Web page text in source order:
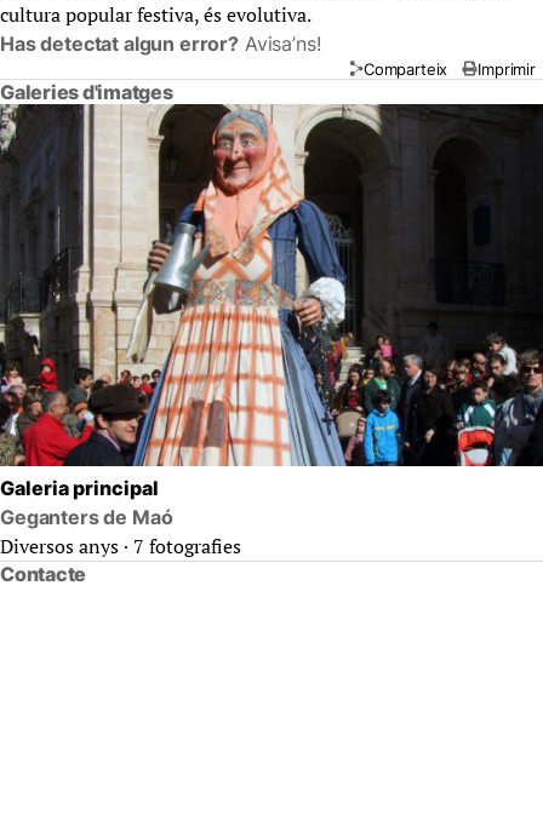
cultura popular festiva, és evolutiva.
Has detectat algun error? Avisa’ns!
Comparteix Imprimir
Galeries d'imatges
Galeria principal
Geganters de Maó
Diversos anys · 7 fotografies
Contacte